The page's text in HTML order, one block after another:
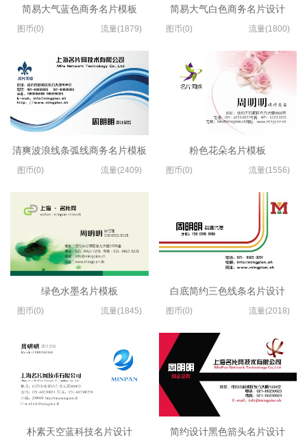
简易大气蓝色商务名片模板
图币(0) 流量(1879)
清爽波浪线条弧线商务名片模板
图币(0) 流量(2409)
绿色水墨名片模板
图币(0) 流量(1845)
朴素天空蓝科技名片设计
简易大气白色商务名片设计
图币(0) 流量(1800)
粉色花朵名片模板
图币(0) 流量(1556)
白底简约三色线条名片设计
图币(0) 流量(2018)
简约设计黑色箭头名片设计